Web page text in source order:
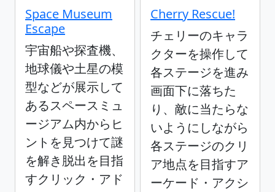
Space Museum
Escape
宇宙船や探査機、
地球儀や土星の模
型などが展示して
あるスペースミュ
ージアム内からヒ
ントを見つけて謎
を解き脱出を目指
すクリック・アド
Cherry Rescue!
チェリーのキャラ
クターを操作して
各ステージを進み
画面下に落ちた
り、敵に当たらな
いようにしながら
各ステージのクリ
ア地点を目指すア
ーケード・アクシ